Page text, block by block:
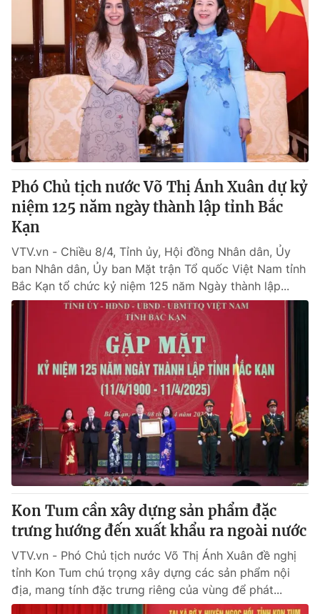
Phó Chủ tịch nước Võ Thị Ánh Xuân dự kỷ
niệm 125 năm ngày thành lập tỉnh Bắc
Kạn
VTV.vn - Chiều 8/4, Tỉnh ủy, Hội đồng Nhân dân, Ủy
ban Nhân dân, Ủy ban Mặt trận Tổ quốc Việt Nam tỉnh
Bắc Kạn tổ chức kỷ niệm 125 năm Ngày thành lập...
Kon Tum cần xây dựng sản phẩm đặc
trưng hướng đến xuất khẩu ra ngoài nước
VTV.vn - Phó Chủ tịch nước Võ Thị Ánh Xuân đề nghị
tỉnh Kon Tum chú trọng xây dựng các sản phẩm nội
địa, mang tính đặc trưng riêng của vùng để phát...